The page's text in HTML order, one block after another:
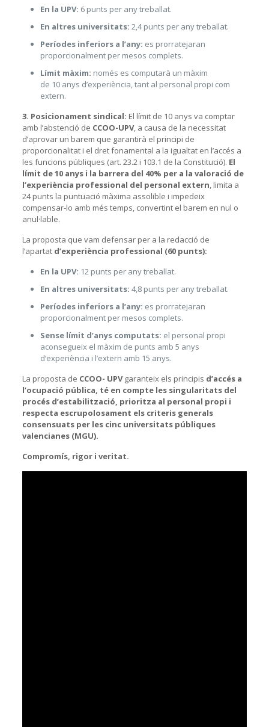
En la UPV: 6 punts per any treballat.
En altres universitats: 2,4 punts per any treballat.
Períodes inferiors a l’any: es prorratejaran
proporcionalment per mesos complets.
Límit màxim: només es computarà un màxim
de 10 anys d’experiència, tant al personal propi com
extern.
3. Posicionament sindical: El límit de 10 anys va comptar
amb l’abstenció de CCOO-UPV, a causa de la necessitat
d’aprovar un barem que garantirà el principi de
proporcionalitat i el dret fonamental a la igualtat en l’accés a
les funcions públiques (art. 23.2 i 103.1 de la Constitució). El
límit de10anys i la barrera del 40% per a la valoració de
l’experiència professional del personal extern, limita a
24 punts la puntuació màxima assolible i impedeix
compensar-lo amb més temps, convertint el barem en nul o
anul·lable.
La proposta que vam defensar per a la redacció de
l’apartat d’experiència professional (60 punts):
En la UPV: 12 punts per any treballat.
En altres universitats: 4,8 punts per any treballat.
Períodes inferiors a l’any: es prorratejaran
proporcionalment per mesos complets.
Sense límit d’anys computats: el personal propi
aconsegueix el màxim de punts amb 5 anys
d’experiència i l’extern amb 15 anys.
La proposta de CCOO- UPVgaranteix els principis d’accés a
l’ocupació pública, té en compte les singularitats del
procés d’estabilització, prioritza al personal propi i
respecta escrupolosament els criteris generals
consensuats per les cinc universitats públiques
valencianes (MGU).
Compromís, rigor i veritat.